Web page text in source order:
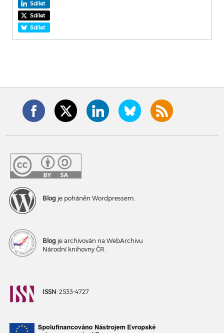
Sdílet
Sdílet
Sdílet
Blog je poháněn Wordpressem.
Blog je archivován na WebArchivu
Národní knihovny ČR.
ISSN: 2533-4727